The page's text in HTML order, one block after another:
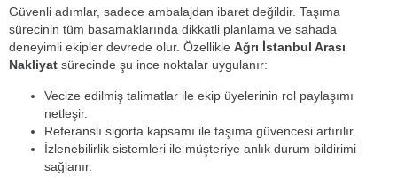
Güvenli adımlar, sadece ambalajdan ibaret değildir. Taşıma
sürecinin tüm basamaklarında dikkatli planlama ve sahada
deneyimli ekipler devrede olur. Özellikle Ağrı İstanbul Arası
Nakliyat sürecinde şu ince noktalar uygulanır:
Vecize edilmiş talimatlar ile ekip üyelerinin rol paylaşımı
netleşir.
Referanslı sigorta kapsamı ile taşıma güvencesi artırılır.
İzlenebilirlik sistemleri ile müşteriye anlık durum bildirimi
sağlanır.